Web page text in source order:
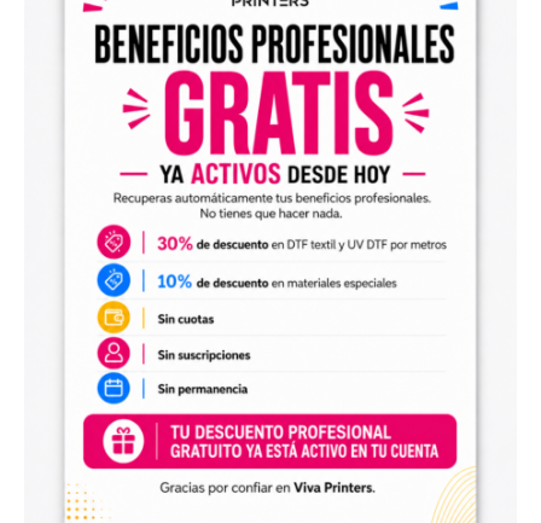
Diseños digitales para impresión UV DTF
También encontrarás diseños digitales para UV DTF
perfectos para personalizar vasos, botellas, termos, cajas,
envases, artículos promocionales y otras superficies rígidas
Estos diseños permiten incorporar nuevas opciones a tu
catálogo de personalización de objetos y preparar
producciones propias utilizando tu impresora UV DTF o tu
proveedor habitual de impresión.
Archivos digitales para negocios de
personalización
Comprar diseños digitales es una solución práctica para
profesionales que quieren ahorrar tiempo, renovar su
catálogo y ofrecer más variedad de productos a sus
clientes. Podrás escoger diseños de diferentes estilos,